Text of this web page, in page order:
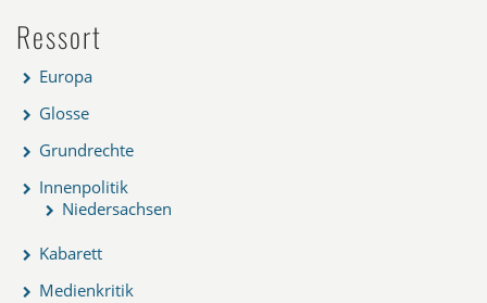
Ressort
Europa
Glosse
Grundrechte
Innenpolitik
Niedersachsen
Kabarett
Medienkritik